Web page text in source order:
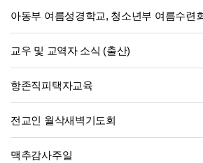
아동부 여름성경학교, 청소년부 여름수련
교우 및 교역자 소식 (출산)
항존직피택자교육
전교인 월삭새벽기도회
맥추감사주일